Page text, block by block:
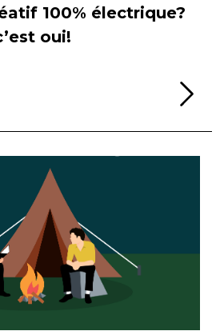
100% électrique?
oui!